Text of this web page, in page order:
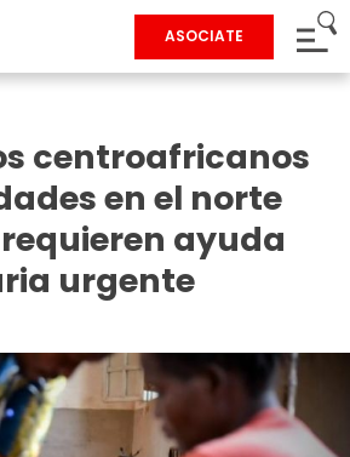
ASOCIATE
centroafricanos
en el norte
ayuda
urgente